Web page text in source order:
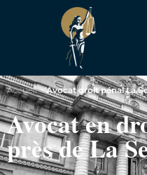
Accueil>Avocat droit pénal La
Avocat en
près de La